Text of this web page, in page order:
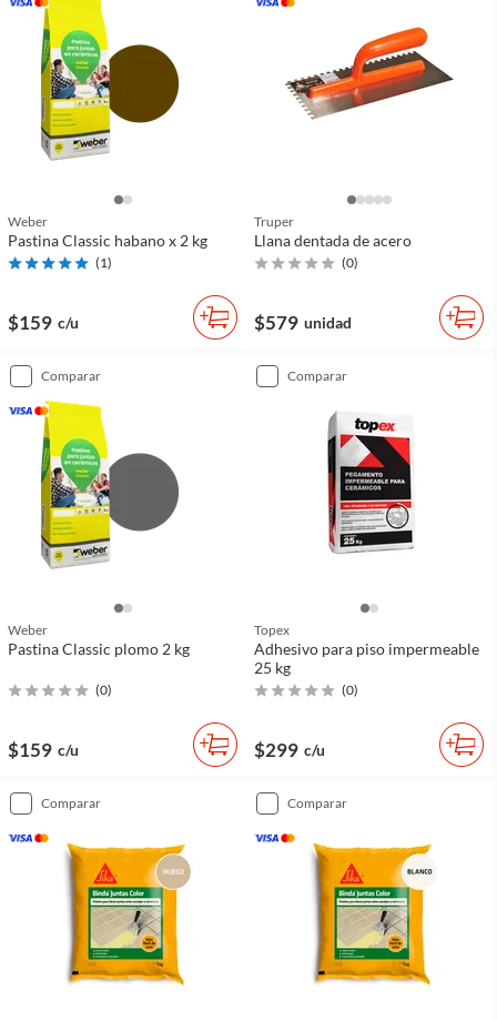
Weber
Pastina Classic habano x 2 kg
(1)
$159 c/u
Truper
Llana dentada de acero
(0)
$579 unidad
comparar
Weber
Pastina Classic plomo 2 kg
(0)
$159 c/u
comparar
Topex
Adhesivo para piso impermeable
25 kg
(0)
$299 c/u
comparar comparar